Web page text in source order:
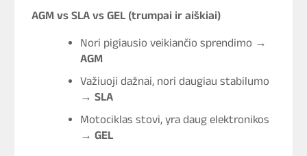
AGM vs SLA vs GEL (trumpai ir aiškiai)
Nori pigiausio veikiančio sprendimo →
AGM
Važiuoji dažnai, nori daugiau stabilumo
→ SLA
Motociklas stovi, yra daug elektronikos
→ GEL